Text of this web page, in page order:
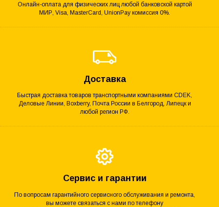
Онлайн-оплата для физических лиц любой банковской картой
МИР, Visa, MasterCard, UnionPay комиссия 0%.
Доставка
Быстрая доставка товаров транспортными компаниями CDEK,
Деловые Линии, Boxberry, Почта России в Белгород, Липецк и
любой регион РФ.
Сервис и гарантии
По вопросам гарантийного сервисного обслуживания и ремонта,
вы можете связаться с нами по телефону